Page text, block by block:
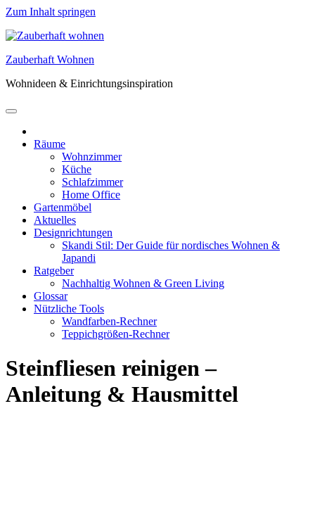
Zum Inhalt springen
Zauberhaft Wohnen
Wohnideen & Einrichtungsinspiration
Räume
Wohnzimmer
Küche
Schlafzimmer
Home Office
Gartenmöbel
Aktuelles
Designrichtungen
Skandi Stil: Der Guide für nordisches Wohnen &
Japandi
Ratgeber
Nachhaltig Wohnen & Green Living
Glossar
Nützliche Tools
Wandfarben-Rechner
Teppichgrößen-Rechner
Steinfliesen reinigen –
Anleitung & Hausmittel